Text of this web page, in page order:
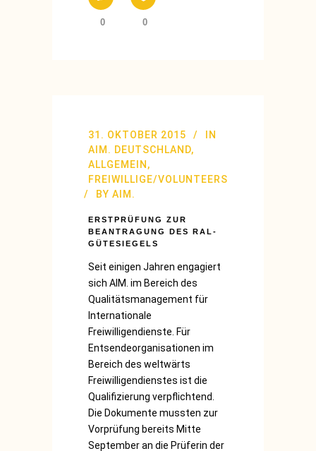
0 0
31. OKTOBER 2015
IN
AIM. DEUTSCHLAND,
ALLGEMEIN ,
FREIWILLIGE/VOLUNTEERS
BY AIM.
ERSTPRÜFUNG ZUR
BEANTRAGUNG DES RAL-
GÜTESIEGELS
Seit einigen Jahren engagiert
sich AIM. im Bereich des
Qualitätsmanagement für
Internationale
Freiwilligendienste. Für
Entsendeorganisationen im
Bereich des weltwärts
Freiwilligendienstes ist die
Qualifizierung verpflichtend.
Die Dokumente mussten zur
Vorprüfung bereits Mitte
September an die Prüferin der